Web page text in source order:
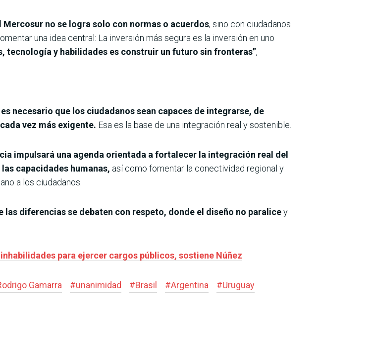
no se logra solo con normas o acuerdos, sino con ciudadanos
una idea central: La inversión más segura es la inversión en uno
tecnología y habilidades es construir un futuro sin fronteras”,
necesario que los ciudadanos sean capaces de integrarse, de
vez más exigente. Esa es la base de una integración real y sostenible.
impulsará una agenda orientada a fortalecer la integración real del
capacidades humanas, así como fomentar la conectividad regional y
a los ciudadanos.
las diferencias se debaten con respeto, donde el diseño no paralicey
para ejercer cargos públicos, sostiene Núñez
Gamarra #unanimidad #Brasil #Argentina #Uruguay